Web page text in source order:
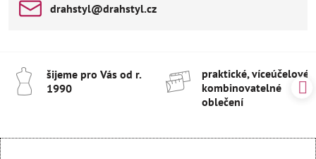
drahstyl​@drahstyl​.cz
šijeme pro Vás od r​.
1990
praktické, víceúčelové
kombinovatelné
oblečení